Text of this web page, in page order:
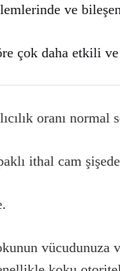
ve
çok daha etkili ve
oranı
ithal cam
vücudunuza